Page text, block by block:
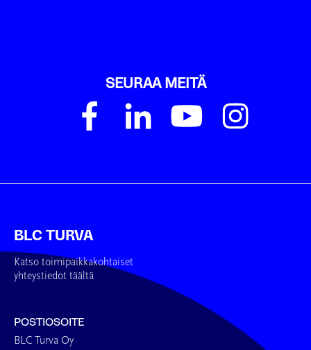
SEURAA MEITÄ
BLC TURVA
Katso toimipaikkakohtaiset
yhteystiedot täältä
POSTIOSOITE
BLC Turva Oy